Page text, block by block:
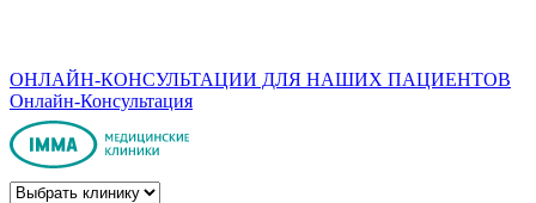
ОНЛАЙН-КОНСУЛЬТАЦИИ ДЛЯ НАШИХ ПАЦИЕНТОВ
Онлайн-Консультация